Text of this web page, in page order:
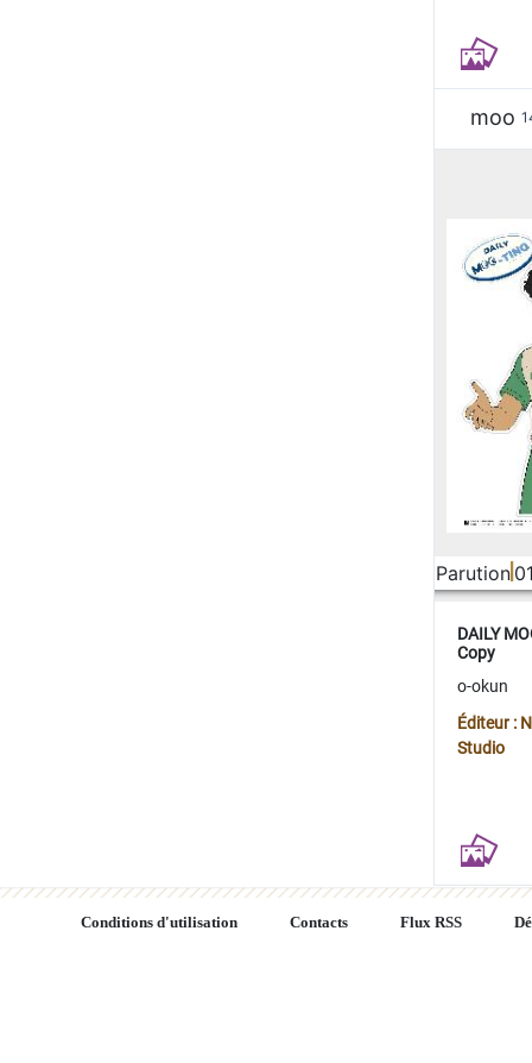
moo
Parution
DAILY
Copy
o-okun
Éditeur :
Studio
Conditions d'utilisation Contacts Flux RSS